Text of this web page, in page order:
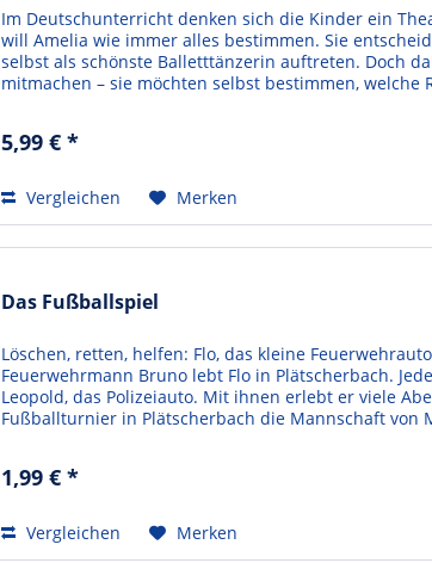
Im Deutschunterricht denken sich die Kinder ein
will Amelia wie immer alles bestimmen. Sie
selbst als schönste Balletttänzerin auftreten. Doch
mitmachen – sie möchten selbst bestimmen, welche
5,99 € *
Vergleichen Merken
Das Fußballspiel
Löschen, retten, helfen: Flo, das kleine
Feuerwehrmann Bruno lebt Flo in Plätscherbach.
Leopold, das Polizeiauto. Mit ihnen erlebt er viele
Fußballturnier in Plätscherbach die Mannschaft von
1,99 € *
Vergleichen Merken